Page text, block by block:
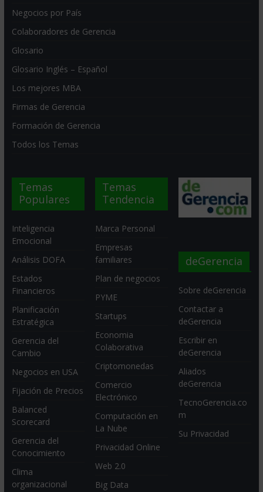
Negocios por País
Colaboradores de Gerencia
Glosario
Glosario Inglés – Español
Los mejores MBA
Firmas de Gerencia
Formación de Gerencia
Todos los Temas
Temas
Populares
Inteligencia
Emocional
Análisis DOFA
Estados
Financieros
Planificación
Estratégica
Gerencia del
Cambio
Negocios en USA
Fijación de Precios
Balanced
Scorecard
Gerencia del
Conocimiento
Clima
organizacional
Temas
Tendencia
Marca Personal
Empresas
familiares
Plan de negocios
PYME
Startups
Economia
Colaborativa
Criptomonedas
Comercio
Electrónico
Computación en
La Nube
Privacidad Online
Web 2.0
Big Data
deGerencia
Sobre deGerencia
Contactar a
deGerencia
Escribir en
deGerencia
Aliados
deGerencia
TecnoGerencia.co
m
Su Privacidad